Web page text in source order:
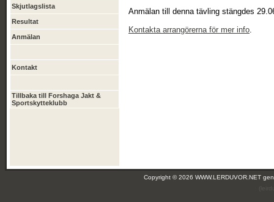
Skjutlagslista
Resultat
Anmälan
Kontakt
Tillbaka till Forshaga Jakt &
Sportskytteklubb
Anmälan till denna tävling stängdes
Kontakta arrangörerna för mer info.
Copyright © 2026 WWW.LERDUVOR.NET